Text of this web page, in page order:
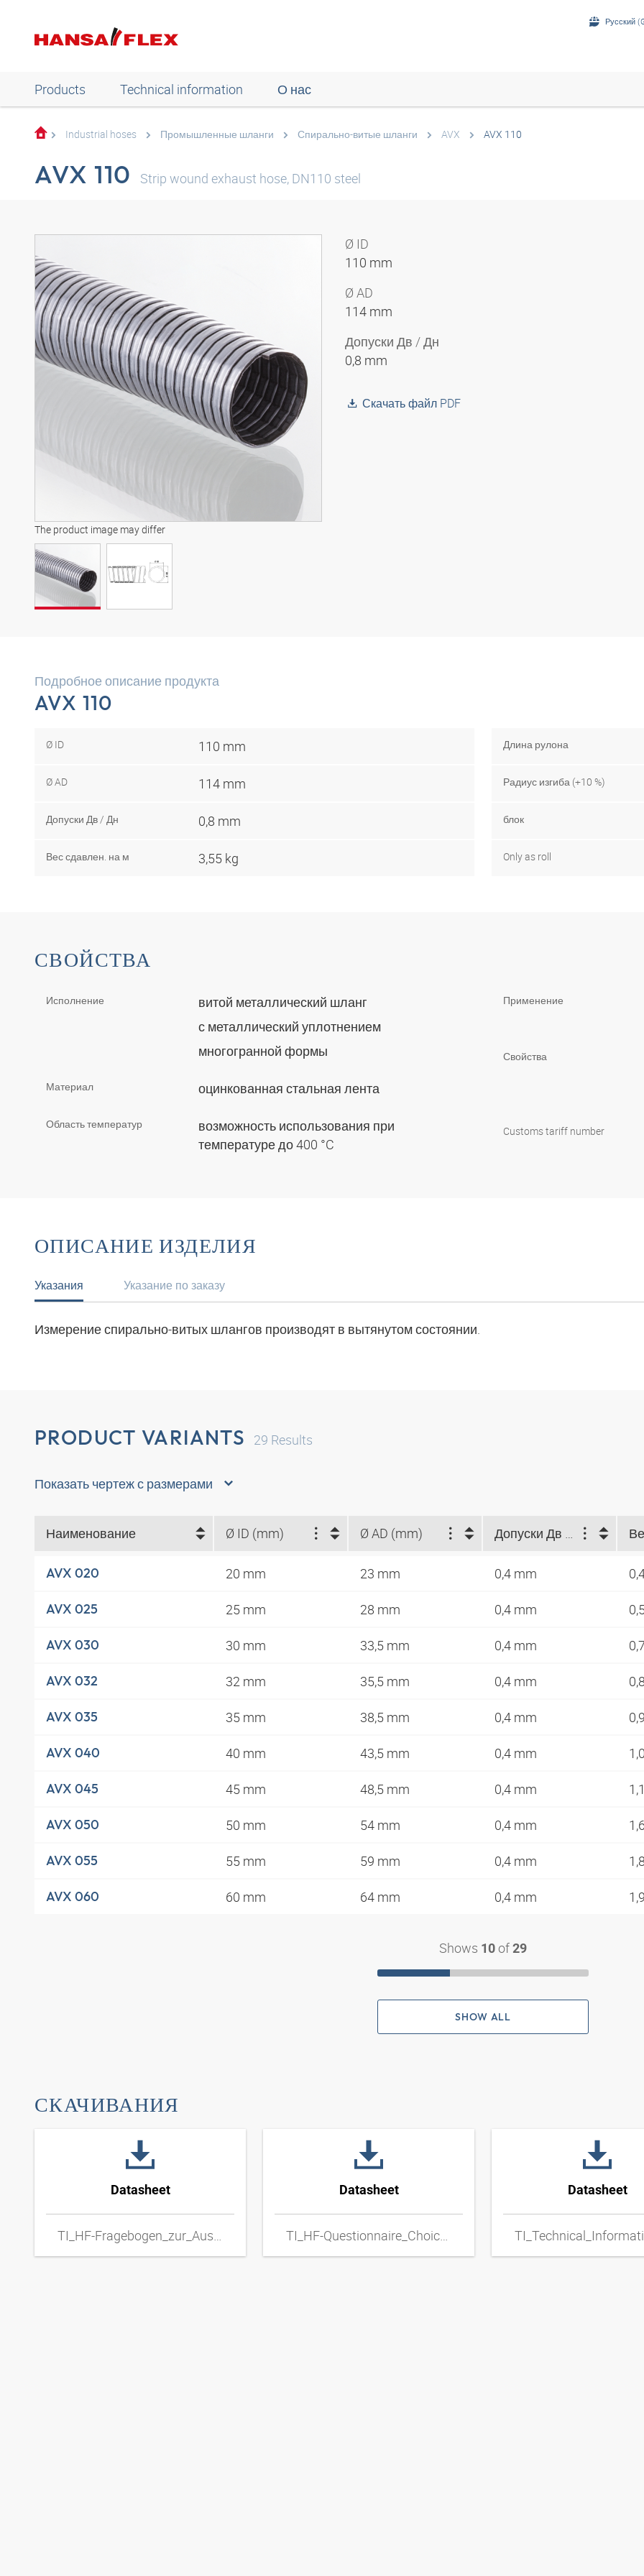
Русский
Products Technical information О нас
Industrial hoses Промышленные шланги Спирально-витые шланги AVX AVX 110
AVX 110 Strip wound exhaust hose, DN110 steel
The product image may differ
Ø ID
110 mm
Ø AD
114 mm
Допуски Дв / Дн
0,8 mm
Скачать файл PDF
Подробное описание продукта
AVX 110
Ø ID 110 mm
Ø AD 114 mm
Допуски Дв / Дн 0,8 mm
Вес сдавлен. на м 3,55 kg
Длина рулона
Радиус изгиба (+10 %)
блок
Only as roll
СВОЙСТВА
Исполнение
витой металлический шланг
с металлический уплотнением
многогранной формы
Материал оцинкованная стальная лента
Область температур
возможность использования при
температуре до 400 °C
Применение
Свойства
Customs tariff number
ОПИСАНИЕ ИЗДЕЛИЯ
Указания
Измерение спирально-витых шлангов производят в вытянутом состоянии.
Указание по заказу
PRODUCT VARIANTS 29 Results
Показать чертеж с размерами
Наименование Ø ID (mm) Ø AD (mm) Допуски Дв / Дн (mm)
AVX 020 20 mm 23 mm 0,4 mm
AVX 025 25 mm 28 mm 0,4 mm
AVX 030 30 mm 33,5 mm 0,4 mm
AVX 032 32 mm 35,5 mm 0,4 mm
AVX 035 35 mm 38,5 mm 0,4 mm
AVX 040 40 mm 43,5 mm 0,4 mm
AVX 045 45 mm 48,5 mm 0,4 mm
AVX 050 50 mm 54 mm 0,4 mm
AVX 055 55 mm 59 mm 0,4 mm
AVX 060 60 mm 64 mm 0,4 mm
Shows 10 of 29
SHOW ALL
СКАЧИВАНИЯ
Datasheet
TI_HF-Fragebogen_zur_Auswahl_von_Metall-Schlauchleitungen_DExpdf
Datasheet
TI_HF-Questionnaire_Choice_of_Metal_Hose_Lines_ENxpdf
Datasheet